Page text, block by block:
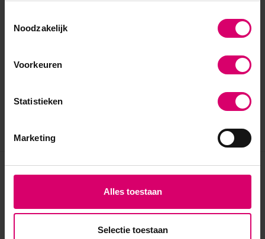
Noodzakelijk
Voorkeuren
Statistieken
Marketing
Alles toestaan
Selectie toestaan
Eerder bekeken